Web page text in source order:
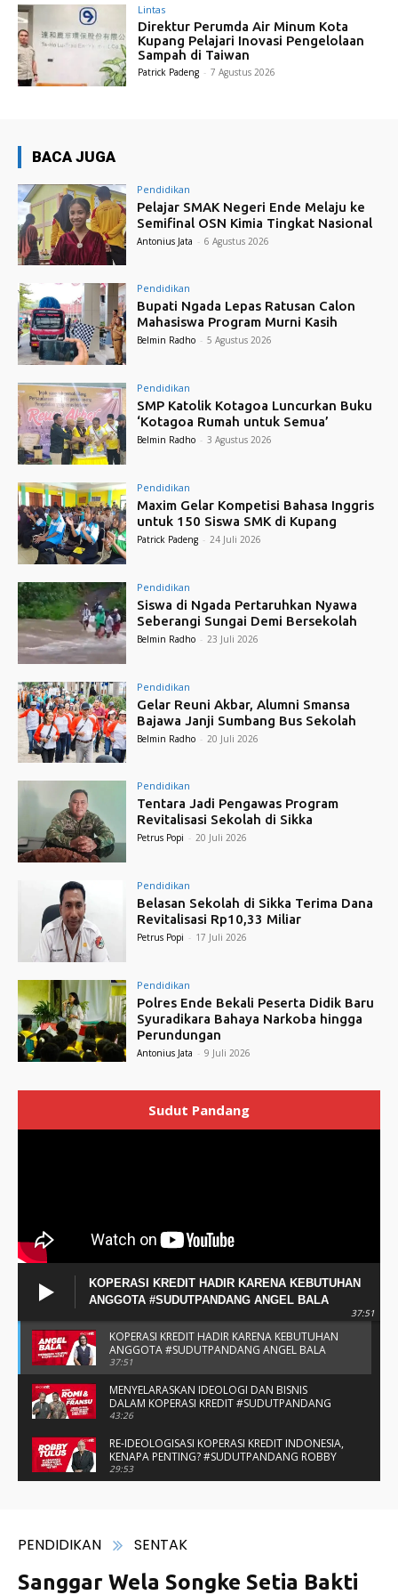
Lintas
Direktur Perumda Air Minum Kota
Kupang Pelajari Inovasi Pengelolaan
Sampah di Taiwan
Patrick Padeng - 7 Agustus 2026
BACA JUGA
Pendidikan
Pelajar SMAK Negeri Ende Melaju ke
Semifinal OSN Kimia Tingkat Nasional
Antonius Jata - 6 Agustus 2026
Pendidikan
Bupati Ngada Lepas Ratusan Calon
Mahasiswa Program Murni Kasih
Belmin Radho - 5 Agustus 2026
Pendidikan
SMP Katolik Kotagoa Luncurkan Buku
‘Kotagoa Rumah untuk Semua’
Belmin Radho - 3 Agustus 2026
Pendidikan
Maxim Gelar Kompetisi Bahasa Inggris
untuk 150 Siswa SMK di Kupang
Patrick Padeng - 24 Juli 2026
Pendidikan
Siswa di Ngada Pertaruhkan Nyawa
Seberangi Sungai Demi Bersekolah
Belmin Radho - 23 Juli 2026
Pendidikan
Gelar Reuni Akbar, Alumni Smansa
Bajawa Janji Sumbang Bus Sekolah
Belmin Radho - 20 Juli 2026
Pendidikan
Tentara Jadi Pengawas Program
Revitalisasi Sekolah di Sikka
Petrus Popi - 20 Juli 2026
Pendidikan
Belasan Sekolah di Sikka Terima Dana
Revitalisasi Rp10,33 Miliar
Petrus Popi - 17 Juli 2026
Pendidikan
Polres Ende Bekali Peserta Didik Baru
Syuradikara Bahaya Narkoba hingga
Perundungan
Antonius Jata - 9 Juli 2026
Sudut Pandang
KOPERASI KREDIT HADIR KARENA KEBUTUHAN
ANGGOTA #SUDUTPANDANG ANGEL BALA
37:51
KOPERASI KREDIT HADIR KARENA KEBUTUHAN
ANGGOTA #SUDUTPANDANG ANGEL BALA
37:51
MENYELARASKAN IDEOLOGI DAN BISNIS
DALAM KOPERASI KREDIT #SUDUTPANDANG
BAPAK ROMI & BAPAK FRANSU
43:26
RE-IDEOLOGISASI KOPERASI KREDIT INDONESIA,
KENAPA PENTING? #SUDUTPANDANG ROBBY
TULUS
29:53
SPIRIT SAHABAT DAN SAUDARA SMP KATOLIK
AMANCHE OE NINU
16:37